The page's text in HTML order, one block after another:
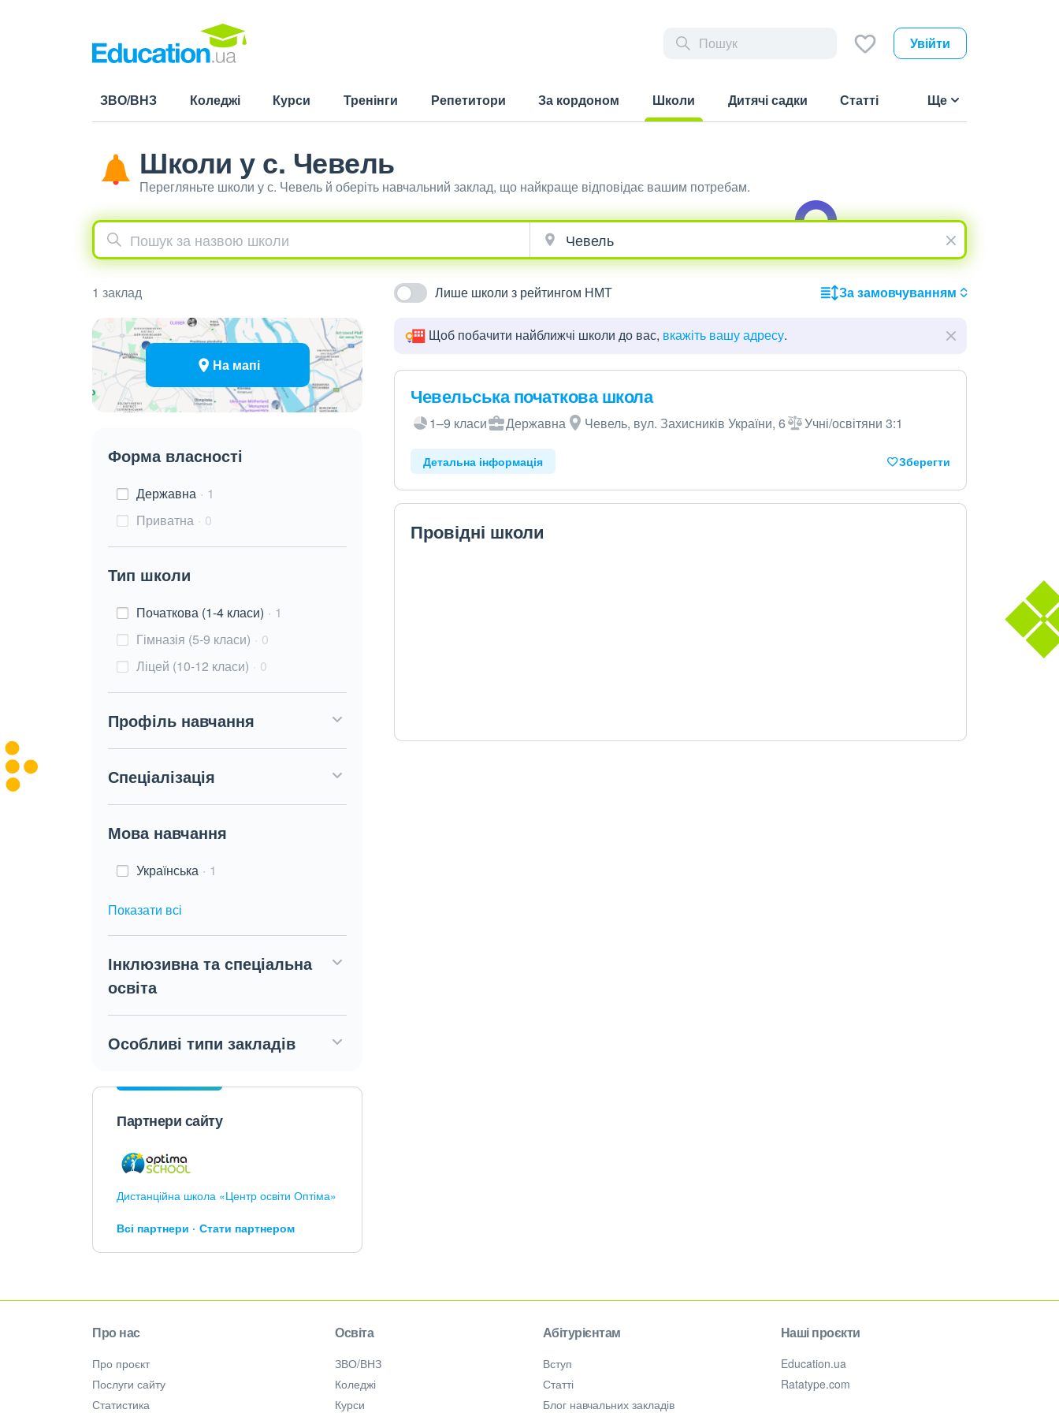
Увійти
ЗВО/ВНЗ Коледжі Курси Тренінги Репетитори За кордоном
Школи
Дитячі садки Статті Ще
Школи у с. Чевель
Перегляньте школи у с. Чевель й оберіть навчальний заклад, що найкраще відповідає вашим потребам.
1 заклад Лише школи з рейтингом НМТ За замовчуванням
На мапі
Форма власності
Державна
1
Приватна
0
Тип школи
Початкова (1-4 класи)
1
Гімназія (5-9 класи)
0
Ліцей (10-12 класи)
0
Профіль навчання
Спеціалізація
Мова навчання
Українська 1
Показати всі
Інклюзивна та спеціальна
освіта
Особливі типи закладів
Партнери сайту
Дистанційна школа «Центр освіти Оптіма»
Всі партнери Стати партнером
Щоб побачити найближчі школи до вас, вкажіть вашу адресу.
Чевельська початкова школа
1–9 класи Державна Чевель, вул. Захисників України, 6 Учні/освітяни 3:1
Детальна інформація Зберегти
Провідні школи
Про нас
Про проєкт
Послуги сайту
Статистика
Освіта
ЗВО/ВНЗ
Коледжі
Курси
Абітурієнтам
Вступ
Статті
Блог навчальних закладів
Наші проєкти
Education.ua
Ratatype.com